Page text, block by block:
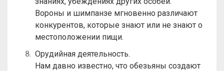
Вороны и шимпанзе мгновенно различают
конкурентов, которые знают или не знают о
местоположении пищи.
Орудийная деятельность.
Нам давно известно, что обезьяны создают